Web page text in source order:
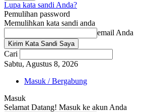
Lupa kata sandi Anda?
Pemulihan password
Memulihkan kata sandi anda
email Anda
Cari
Sabtu, Agustus 8, 2026
Masuk / Bergabung
Masuk
Selamat Datang! Masuk ke akun Anda